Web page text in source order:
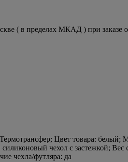
( в пределах МКАД ) при заказе
Цвет товара:
чехол с застежкой;
чехла/футляра: да